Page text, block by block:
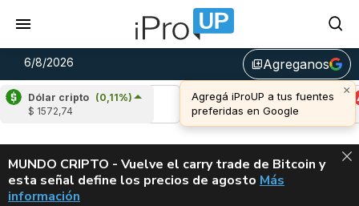
6/8/2026 library_addAgreganos
Dólar cripto (0,11%)
$ 1572,74
Ripple
(-1,73%)
u$s 1,04
Cardano
(1,32%)
u$s 0,19
ALERTA
MUNDO CRIPTO - Vuelve el carry trade de Bitcoin y
esta señal define los precios de agosto VUELVE EL
Más
información